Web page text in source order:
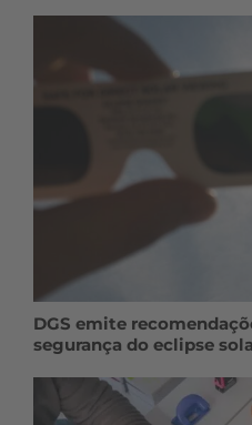
DGS emite
segurança do eclipse